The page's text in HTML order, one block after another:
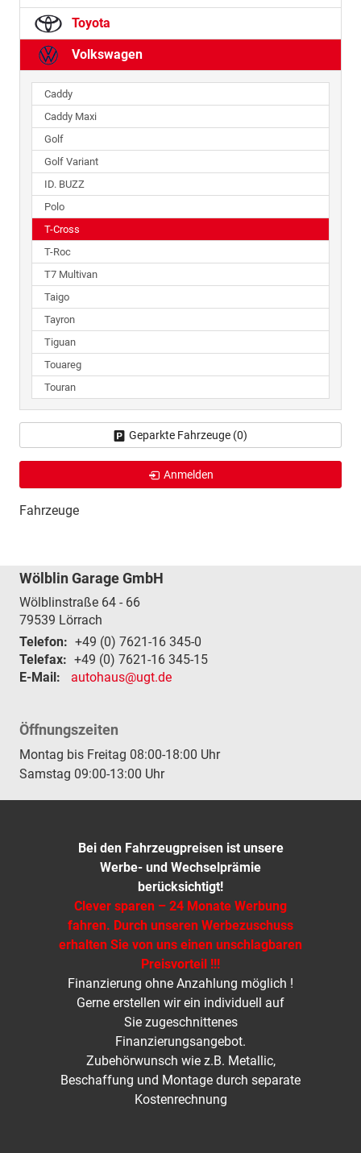
Toyota
Volkswagen
Caddy
Caddy Maxi
Golf
Golf Variant
ID. BUZZ
Polo
T-Cross
T-Roc
T7 Multivan
Taigo
Tayron
Tiguan
Touareg
Touran
Geparkte Fahrzeuge (0)
Anmelden
Fahrzeuge
Wölblin Garage GmbH
Wölblinstraße 64 - 66
79539 Lörrach
Telefon: +49 (0) 7621-16 345-0
Telefax: +49 (0) 7621-16 345-15
E-Mail:
autohaus@ugt.de
Öffnungszeiten
Montag bis Freitag 08:00-18:00 Uhr
Samstag 09:00-13:00 Uhr
Bei den Fahrzeugpreisen ist unsere
Werbe- und Wechselprämie
berücksichtigt!
Clever sparen – 24 Monate Werbung
fahren. Durch unseren Werbezuschuss
erhalten Sie von uns einen unschlagbaren
Preisvorteil !!!
Finanzierung ohne Anzahlung möglich !
Gerne erstellen wir ein individuell auf
Sie zugeschnittenes
Finanzierungsangebot.
Zubehörwunsch wie z.B. Metallic,
Beschaffung und Montage durch separate
Kostenrechnung